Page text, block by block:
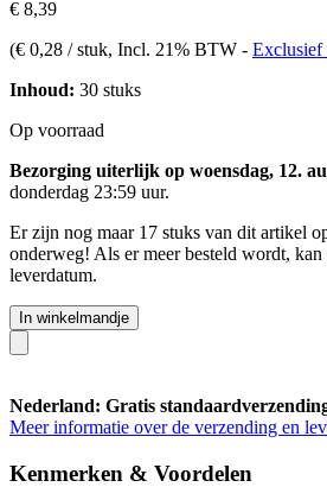
€ 8,39
(€ 0,28 / stuk, Incl. 21% BTW - Exclusief
Inhoud: 30 stuks
Op voorraad
Bezorging uiterlijk op woensdag, 12.
donderdag 23:59 uur.
Er zijn nog maar 17 stuks van dit artikel
onderweg! Als er meer besteld wordt,
leverdatum.
In winkelmandje
Nederland: Gratis
Meer informatie over de verzending en
Kenmerken & Voordelen